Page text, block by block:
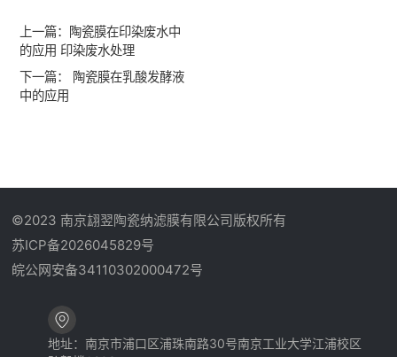
上一篇： 陶瓷膜在印染废水中
的应用 印染废水处理
下一篇： 陶瓷膜在乳酸发酵液
中的应用
©2023 南京翃翌陶瓷纳滤膜有限公司版权所有
苏ICP备2026045829号
皖公网安备34110302000472号
地址：南京市浦口区浦珠南路30号南京工业大学江浦校区